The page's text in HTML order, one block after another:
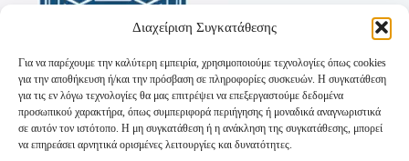
Διαχείριση Συγκατάθεσης
Για να παρέχουμε την καλύτερη εμπειρία, χρησιμοποιούμε τεχνολογίες όπως cookies
για την αποθήκευση ή/και την πρόσβαση σε πληροφορίες συσκευών. Η συγκατάθεση
για τις εν λόγω τεχνολογίες θα μας επιτρέψει να επεξεργαστούμε δεδομένα
προσωπικού χαρακτήρα, όπως συμπεριφορά περιήγησης ή μοναδικά αναγνωριστικά
σε αυτόν τον ιστότοπο. Η μη συγκατάθεση ή η ανάκληση της συγκατάθεσης, μπορεί
να επηρεάσει αρνητικά ορισμένες λειτουργίες και δυνατότητες.